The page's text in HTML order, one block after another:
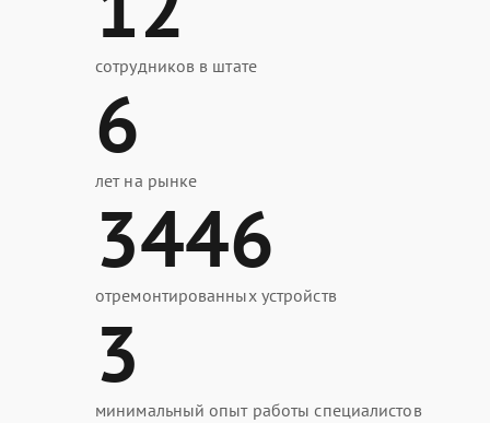
сотрудников в штате
6
лет на рынке
3446
отремонтированных устройств
3
минимальный опыт работы специалистов